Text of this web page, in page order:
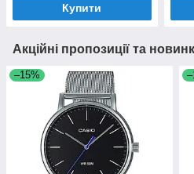
Купити
Акційні пропозиції та
–15%